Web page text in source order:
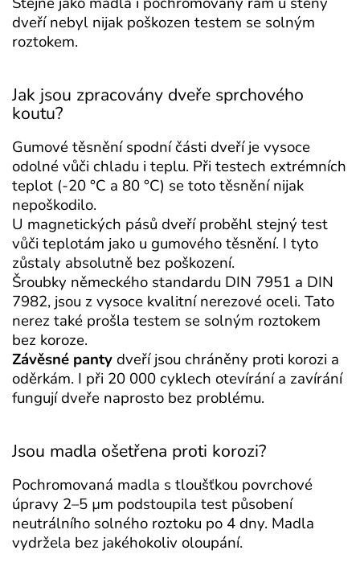
dveří nebyl nijak poškozen testem se solným
roztokem.
Jak jsou zpracovány dveře sprchového
koutu?
Gumové těsnění spodní části dveří je vysoce
odolné vůči chladu i teplu. Při testech extrémních
teplot (-20 °C a 80 °C) se toto těsnění nijak
nepoškodilo.
U magnetických pásů dveří proběhl stejný test
vůči teplotám jako u gumového těsnění. I tyto
zůstaly absolutně bez poškození.
Šroubky německého standardu DIN 7951 a DIN
7982, jsou z vysoce kvalitní nerezové oceli. Tato
nerez také prošla testem se solným roztokem
bez koroze.
Závěsné pantydveří jsou chráněny proti korozi a
oděrkám. I při 20 000 cyklech otevírání a zavírání
fungují dveře naprosto bez problému.
Jsou madla ošetřena proti korozi?
Pochromovaná madla s tloušťkou povrchové
úpravy 2–5 µm podstoupila test působení
neutrálního solného roztoku po 4 dny. Madla
vydržela bez jakéhokoliv oloupání.